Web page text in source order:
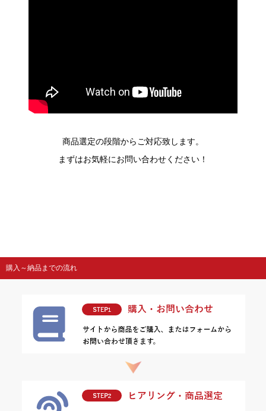
商品選定の段階からご対応致します。
まずはお気軽にお問い合わせください！
購入～納品までの流れ